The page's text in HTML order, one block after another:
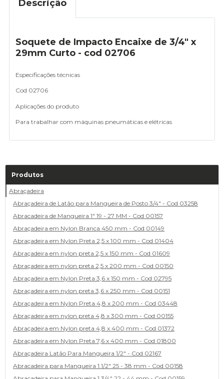
Descrição
Soquete de Impacto Encaixe de 3/4" x
29mm Curto - cod 02706
Especificações técnicas
Cod 02706
Aplicações do produto
Para trabalhar com máquinas pneumáticas e elétricas
Produtos
Abraçadeira
Abraçadeira de Latão para Mangueira de Posto 3/4" - Cod 03258
Abracadeira de Mangueira 1" 19 - 27 MM - Cod 00157
Abraçadeira em Nylon Branca 450 mm - Cod 00149
Abraçadeira em Nylon Preta 2,5 x 100 mm - Cod 01404
Abraçadeira em nylon preta 2,5 x 150 mm - Cod 01609
Abraçadeira em nylon preta 2,5 x 200 mm - Cod 00150
Abraçadeira em Nylon Preta 3,6 x 150 mm - Cod 02795
Abraçadeira em nylon preta 3,6 x 250 mm - Cod 00151
Abraçadeira em Nylon Preta 4,8 x 200 mm - Cod 03448
Abraçadeira em nylon preta 4,8 x 300 mm - Cod 00155
Abraçadeira em Nylon preta 4,8 x 400 mm - Cod 01372
Abraçadeira em Nylon Preta 7,6 x 400 mm - Cod 01800
Abraçadeira Latão Para Mangueira 1/2" - Cod 02167
Abracadeira para Mangueira 1.1/2" 25 - 38 mm - Cod 00158